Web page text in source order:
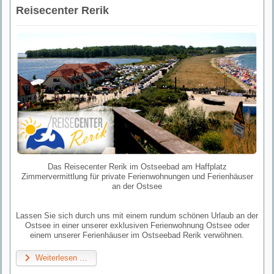
Reisecenter Rerik
Das Reisecenter Rerik im Ostseebad am Haffplatz
Zimmervermittlung für private Ferienwohnungen und Ferienhäuser
an der Ostsee
Lassen Sie sich durch uns mit einem rundum schönen Urlaub an der
Ostsee in einer unserer exklusiven Ferienwohnung Ostsee oder
einem unserer Ferienhäuser im Ostseebad Rerik verwöhnen.
Weiterlesen …